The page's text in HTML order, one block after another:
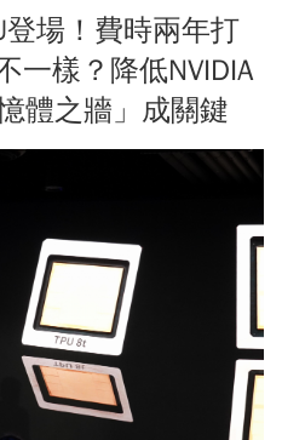
登場！費時兩年打
一樣？降低NVIDIA
體之牆」成關鍵